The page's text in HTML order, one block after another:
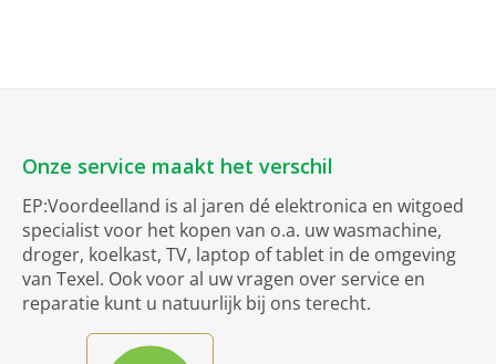
Onze service maakt het verschil
EP:Voordeelland is al jaren dé elektronica en witgoed
specialist voor het kopen van o.a. uw wasmachine,
droger, koelkast, TV, laptop of tablet in de omgeving
van Texel. Ook voor al uw vragen over service en
reparatie kunt u natuurlijk bij ons terecht.